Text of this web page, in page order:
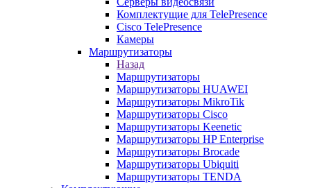
Комплектущие для TelePresence
Cisco TelePresence
Камеры
Маршрутизаторы
Назад
Маршрутизаторы
Маршрутизаторы HUAWEI
Маршрутизаторы MikroTik
Маршрутизаторы Cisco
Маршрутизаторы Keenetic
Маршрутизаторы HP Enterprise
Маршрутизаторы Brocade
Маршрутизаторы Ubiquiti
Маршрутизаторы TENDA